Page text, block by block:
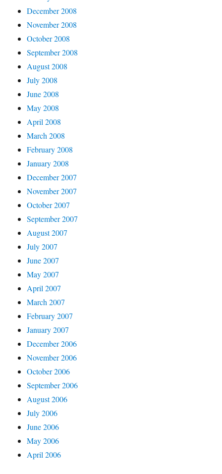
December 2008
November 2008
October 2008
September 2008
August 2008
July 2008
June 2008
May 2008
April 2008
March 2008
February 2008
January 2008
December 2007
November 2007
October 2007
September 2007
August 2007
July 2007
June 2007
May 2007
April 2007
March 2007
February 2007
January 2007
December 2006
November 2006
October 2006
September 2006
August 2006
July 2006
June 2006
May 2006
April 2006